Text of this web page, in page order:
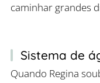
caminhar grandes
Sistema de
Quando Regina